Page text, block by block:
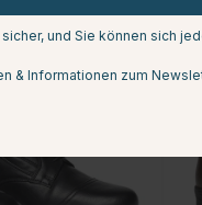
und Sie können sich
& Informationen zum